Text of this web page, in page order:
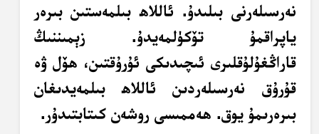
نەرسىلەرنى بىلىدۇ. ئاللاھ بىلمەستىن بىرەر
ياپراقمۇ تۆكۈلمەيدۇ. زېمىننىڭ
قاراڭغۇلۇقلىرى ئىچىدىكى ئۇرۇقتىن، ھۆل ۋە
قۇرۇق نەرسىلەردىن ئاللاھ بىلمەيدىغان
بىرەرىمۇ يوق. ھەممىسى روشەن كىتابتىدۇر.